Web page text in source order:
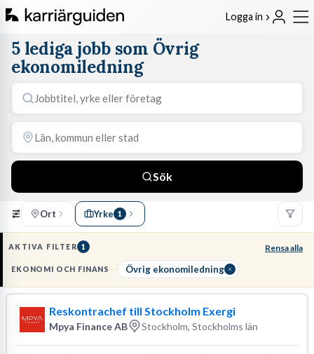
Logga in
5 lediga jobb som Övrig
ekonomiledning
Sök
Ort Yrke 1
AKTIVA FILTER 1 Rensa alla
EKONOMI OCH FINANS Övrig ekonomiledning
Reskontrachef till Stockholm Exergi
Mpya Finance AB Stockholm, Stockholms län